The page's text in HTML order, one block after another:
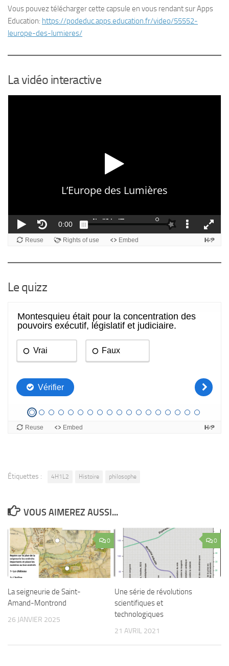
Vous pouvez télécharger cette capsule en vous rendant sur Apps
Education: https://podeduc.apps.education.fr/video/55552-
leurope-des-lumieres/
La vidéo interactive
Le quizz
Étiquettes : 4H1L2 Histoire philosophe
VOUS AIMEREZ AUSSI...
0
La seigneurie de Saint-
Amand-Montrond
26 JANVIER 2025
0
Une série de révolutions
scientifiques et
technologiques
21 AVRIL 2021